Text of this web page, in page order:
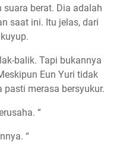
suara berat. Dia adalah
saat ini. Itu jelas, dari
balik. Tapi bukannya
Eun Yuri tidak
merasa bersyukur.
“
“